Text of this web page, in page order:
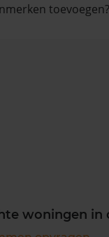
toevoegen?
woningen in